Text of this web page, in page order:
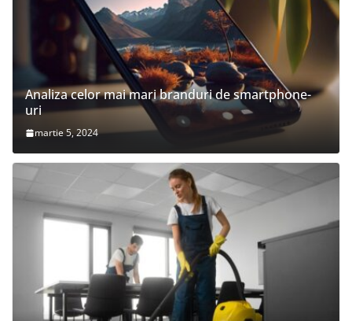
Analiza celor mai mari branduri de smartphone-
uri
martie 5, 2024